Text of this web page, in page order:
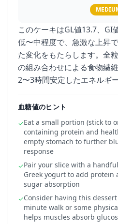
このケーキはGL値13.7、GI
低〜中程度で、急激な上昇
た変化をもたらします。全
の組み合わせによる食物繊
2〜3時間安定したエネルギ
血糖値のヒント
✓Eat a small portion (stick to
containing protein and
empty stomach to further
response
✓Pair your slice with a
Greek yogurt to add protein
sugar absorption
✓Consider having this
minute walk or some
helps muscles absorb